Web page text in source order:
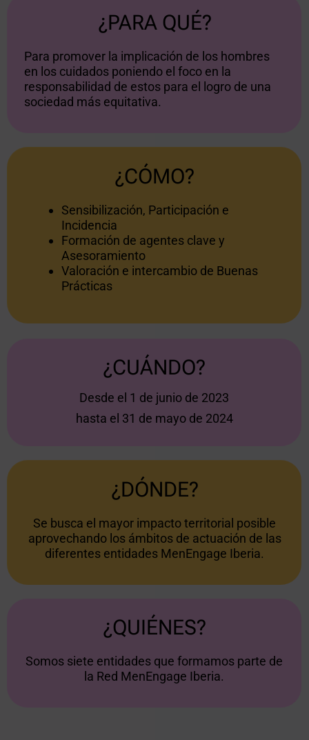
¿PARA QUÉ?
Para promover la implicación de los hombres
en los cuidados poniendo el foco en la
responsabilidad de estos para el logro de una
sociedad más equitativa.
¿CÓMO?
Sensibilización, Participación e
Incidencia
Formación de agentes clave y
Asesoramiento
Valoración e intercambio de Buenas
Prácticas
¿CUÁNDO?
Desde el 1 de junio de 2023
hasta el 31 de mayo de 2024
¿DÓNDE?
Se busca el mayor impacto territorial posible
aprovechando los ámbitos de actuación de las
diferentes entidades MenEngage Iberia.
¿QUIÉNES?
Somos siete entidades que formamos parte de
la Red MenEngage Iberia.